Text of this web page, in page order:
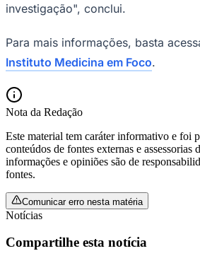
investigação", conclui.
Para mais informações, basta
Instituto Medicina em Foco.
Nota da Redação
Este material tem caráter informativo e foi
conteúdos de fontes externas e assessorias
informações e opiniões são de
fontes.
Comunicar erro nesta matéria
Notícias
Compartilhe esta notícia